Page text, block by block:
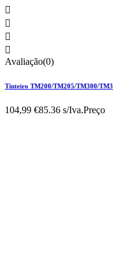




Avaliação(0)
Tinteiro TM200/TM205/TM300/
104,99 €85.36 s/Iva.Preço